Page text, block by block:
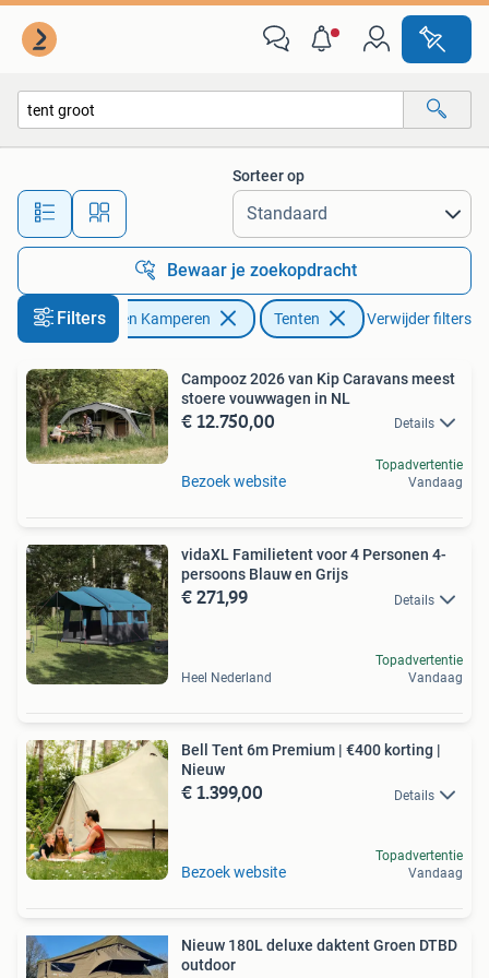
Alle afstanden…
Sorteer op
Bewaar je zoekopdracht
Filters
Caravans en Kamperen Tenten Verwijder filters
Campooz 2026 van Kip Caravans meest
stoere vouwwagen in NL
€ 12.750,00 Details
Bezoek website
Topadvertentie
Vandaag
vidaXL Familietent voor 4 Personen 4-
persoons Blauw en Grijs
€ 271,99 Details
Heel Nederland
Topadvertentie
Vandaag
Bell Tent 6m Premium | €400 korting |
Nieuw
€ 1.399,00 Details
Bezoek website
Topadvertentie
Vandaag
Nieuw 180L deluxe daktent Groen DTBD
outdoor